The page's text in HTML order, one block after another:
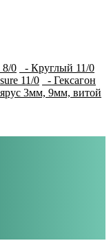
0
- Круглый 11/0
11/0
- Гексагон
3мм, 9мм, витой